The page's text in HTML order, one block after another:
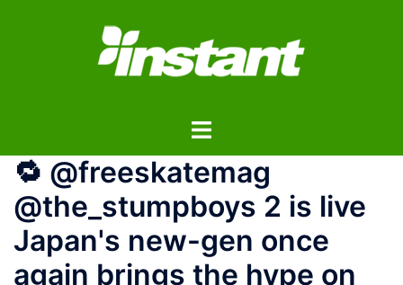
ス
ト
ル
メ
ニ
ュ
ー
️️️🔁 @freeskatemag ️
@the_stumpboys 2 is live
️Japan's new-gen once
again brings the hype on